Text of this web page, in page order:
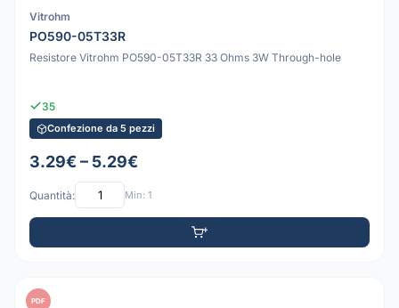
Vitrohm
PO590-05T33R
Resistore Vitrohm PO590-05T33R 33 Ohms 3W Through-hole
35
Confezione da 5 pezzi
3.29€ – 5.29€
Quantità: Min: 1
PDF